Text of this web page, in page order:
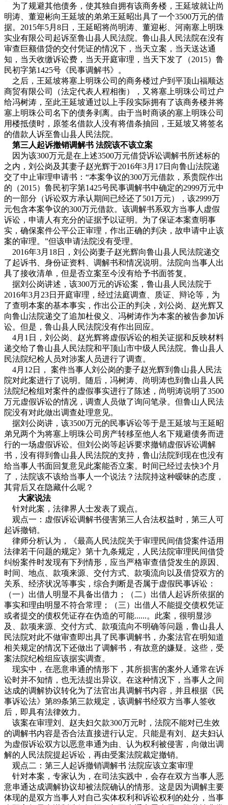
为了规避其他债务，使其独自拥有该商务楼，王延坡就让尚
明涛、董迎彬向王延坡的弟弟王延昭出具了一个3500万元的借
据。2015年5月8日，王延昭将尚明涛、董迎彬、河南塞上明珠
实业有限公司起诉至鲁山县人民法院。鲁山县人民法院在没有
审查巨额借贷的交付凭证的情况下，当天立案，当天送达通
知，当天收缴诉讼费，当天开庭审理，当天下发了（2015）鲁
民初字第1425号《民事调解书》。
之后，王延坡将塞上明珠公司的商务楼过户到平顶山福顺达
商贸有限公司（法定代表人程相衡），又将塞上明珠公司过户
给冯树涛，至此王延坡通过以上手段实际拥有了该商务楼并将
塞上明珠公司名下的债务剥离。由于当时商谈的塞上明珠公司
用楼抵债时，原签名借款人没有将借条抽回，王延坡又将签名
的借款人诉至鲁山县人民法院。
第三人起诉撤销调解书 法院该不该立案
因为该300万元是在上述3500万元借贷诉讼调解书所述标的
之内，刘公岗及其妻子赵光辉于2016年3月17日向鲁山法院递
交了中止审理申请书：“本案争议的300万元借款，系贵院作出
的（2015）鲁民初字第1425号民事调解书中确定的2999万元中
的一部分（诉讼双方承认期间已经还了501万元），该2999万
元包含本案争议的300万元借款。该调解书系双方当事人虚假
诉讼，申请人有充分的证据予以证明。为了保证本案查明事
实，确保案件公平公正审理，作出正确的判决，故申请中止该
案的审理。”但该申请法院没有受理。
2016年3月18日，刘公岗妻子赵光辉向鲁山县人民法院递交
了起诉书、身份证资料、调解书和情况说明。法院向当事人出
具了接收清单，但是否立案至今没有给予书面答复。
据刘公岗讲述，该300万元的诉讼案，鲁山县人民法院于
2016年3月23日开庭审理，经过法庭调查、质证、辩论等，为
了查明本案的基本事实，作出公正的判决，刘公岗、赵光辉又
向鲁山法院递交了追加杜俊义、冯树涛作为本案的被告参加诉
讼。但是，鲁山县人民法院没有作出回应。
4月1日，刘公岗、赵光辉将虚假诉讼的相关证据和反映材料
递交给了鲁山县人民法院和平顶山市中级人民法院。鲁山县人
民法院纪检人员对涉案人员进行了调查。
4月12日， 案件当事人刘公岗的妻子赵光辉到鲁山县人民法
院对此案进行了说明。随后，冯树涛、尚明涛也到鲁山县人民
法院纪检组对案件的虚假事实进行了陈述，尚明涛说明了3500
万元虚假诉讼的情况，调查人员做了询问笔录。但鲁山人民法
院没有对此做出调查处理意见。
据刘公岗讲，该3500万元的民事诉讼等于是王延坡与王延昭
弟兄两个为将塞上明珠公司房产转移至他人名下规避债务而进
行的一场虚假诉讼。但刘公岗等起诉要求撤销虚假诉讼调解
书，没有得到鲁山县人民法院的支持，鲁山法院到现在也没有
给当事人书面回复意见此案能否立案。时间已经过去快3个月
了，法院该不该给当事人一个说法？法院持这种暧昧的态度，
其背后又在隐藏什么呢？
大家说法
针对此案，法律界人士发表了观点。
观点一：虚假诉讼调解书侵害第三人合法权益时，第三人可
起诉撤销。
律师分析认为，《最高人民法院关于审理民间借贷案件适用
法律若干问题的规定》第十九条规定，人民法院审理民间借贷
纠纷案件时发现有下列情形，应当严格审查借贷发生的原因、
时间、地点、款项来源、交付方式、款项流向以及借贷双方的
关系、经济状况等事实，综合判断是否属于虚假民事诉讼：
（一）出借人明显不具备出借力；（二）出借人起诉所依据的
事实和理由明显不符合常理；（三）出借人不能提交债权凭证
或者提交的债权凭证存在伪造的可能......。此案，很明显涉
及、款项来源、交付方式、款项流向不明确等问题，鲁山县人
民法院对此不做审查即出具了民事调解书，办案法官在明知道
相关规定的情况下还做出了调解书，有故意的嫌疑。这些，受
案法院纪检组应该据实调查。
现实中，在恶意串通的情形下，其所损害的案外人通常在诉
讼时并不知情，也无法提出异议。在这种情况下，当事人之间
达成的调解协议转化为了法官出具调解书内容，并且根据《民
事诉讼法》第89条第三款规定，该调解书经双方当事人签收
后，即具有法律效力。
该案在审理刘、赵夫妇欠款300万元时，法院不能对已生效
的调解书内容是否合法直接进行认定。只能是有刘、赵夫妇认
为虚假诉讼双方以恶意串通为由、认为权利被侵害，向做出调
解的人民法院提起诉讼，再由受案法院裁定撤销。
观点二：第三人起诉撤销调解书 法院应该立案审理
针对本案，专家认为，在司法实践中，会存在双方当事人恶
意串通达成调解协议却被法院确认的情形。这是因为调解主要
体现的是双方当事人对自己实体权利和诉讼权利的处分，当事